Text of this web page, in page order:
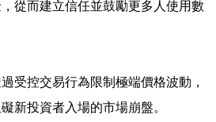
從而建立信任並鼓勵更多人使用數
過受控交易行為限制極端價格波動，
新投資者入場的市場崩盤。